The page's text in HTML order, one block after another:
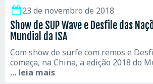
23 de novembro de 2018
Show de SUP Wave e Desfile das
Mundial da ISA
Com show de surfe com remos e
começa, na China, a edição 2018 do
... leia mais